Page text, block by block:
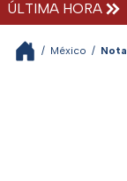
ÚLTIMA HORA
/ México / Nota